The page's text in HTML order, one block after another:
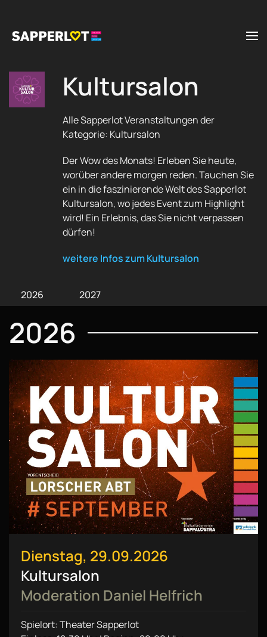
Zum Hauptinhalt springen
Kultursalon
Alle Sapperlot Veranstaltungen der
Kategorie: Kultursalon
Der Wow des Monats! Erleben Sie heute,
worüber andere morgen reden. Tauchen Sie
ein in die faszinierende Welt des Sapperlot
Kultursalon, wo jedes Event zum Highlight
wird! Ein Erlebnis, das Sie nicht verpassen
dürfen!
weitere Infos zum Kultursalon
2026 2027
2026
Dienstag, 29.09.2026
Kultursalon
Moderation Daniel Helfrich
Spielort: Theater Sapperlot